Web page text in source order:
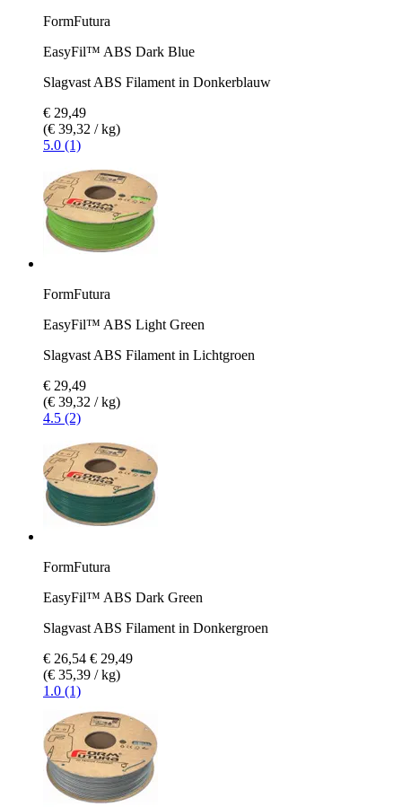
FormFutura
EasyFil™ ABS Dark Blue
Slagvast ABS Filament in Donkerblauw
€ 29,49
(€ 39,32 / kg)
5.0 (1)
FormFutura
EasyFil™ ABS Light Green
Slagvast ABS Filament in Lichtgroen
€ 29,49
(€ 39,32 / kg)
4.5 (2)
FormFutura
EasyFil™ ABS Dark Green
Slagvast ABS Filament in Donkergroen
€ 26,54 € 29,49
(€ 35,39 / kg)
1.0 (1)